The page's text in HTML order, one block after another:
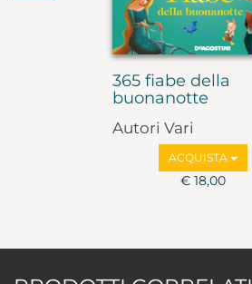
365 fiabe della
buonanotte
Autori Vari
ACQUISTA
€ 18,00